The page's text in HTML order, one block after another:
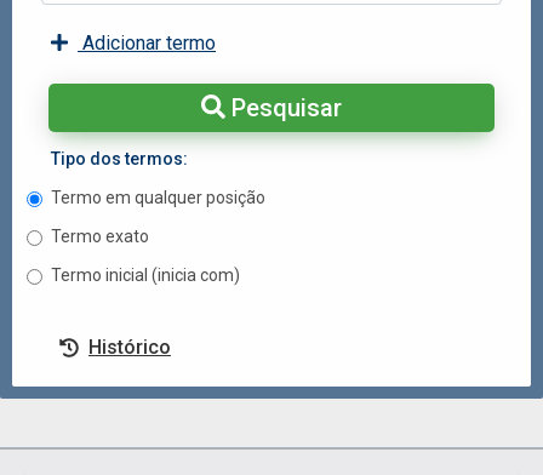
Adicionar termo
Pesquisar
Tipo dos termos:
Termo em qualquer posição
Termo exato
Termo inicial (inicia com)
Histórico